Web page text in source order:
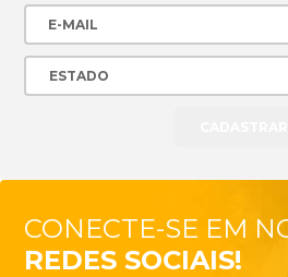
CONECTE-SE EM
REDES SOCIAIS!